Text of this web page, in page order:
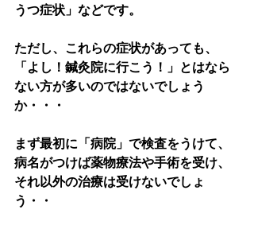
うつ症状」などです。
ただし、これらの症状があっても、
「よし！鍼灸院に行こう！」とはなら
ない方が多いのではないでしょう
か・・・
まず最初に「病院」で検査をうけて、
病名がつけば薬物療法や手術を受け、
それ以外の治療は受けないでしょ
う・・